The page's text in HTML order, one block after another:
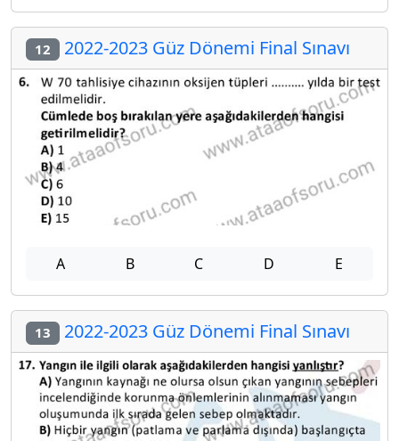
12 2022-2023 Güz Dönemi Final Sınavı
A B C D E
13 2022-2023 Güz Dönemi Final Sınavı